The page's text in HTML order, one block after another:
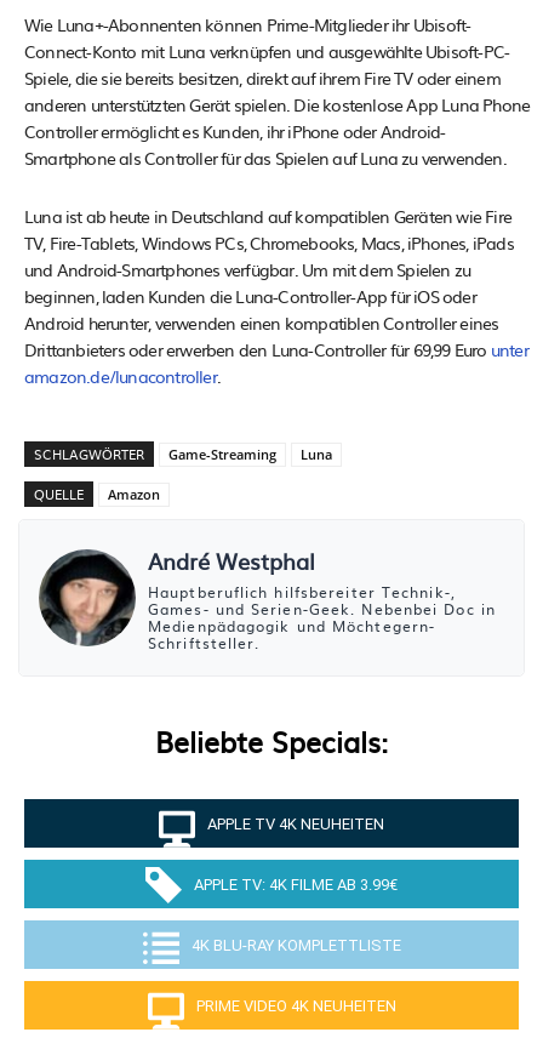
Wie Luna+-Abonnenten können Prime-Mitglieder ihr Ubisoft-
Connect-Konto mit Luna verknüpfen und ausgewählte Ubisoft-PC-
Spiele, die sie bereits besitzen, direkt auf ihrem Fire TV oder einem
anderen unterstützten Gerät spielen. Die kostenlose App Luna Phone
Controller ermöglicht es Kunden, ihr iPhone oder Android-
Smartphone als Controller für das Spielen auf Luna zu verwenden.
Luna ist ab heute in Deutschland auf kompatiblen Geräten wie Fire
TV, Fire-Tablets, Windows PCs, Chromebooks, Macs, iPhones, iPads
und Android-Smartphones verfügbar. Um mit dem Spielen zu
beginnen, laden Kunden die Luna-Controller-App für iOS oder
Android herunter, verwenden einen kompatiblen Controller eines
Drittanbieters oder erwerben den Luna-Controller für 69,99 Euro unter
amazon.de/lunacontroller.
SCHLAGWÖRTER Game-Streaming Luna
QUELLE Amazon
André Westphal
Hauptberuflich hilfsbereiter Technik-,
Games- und Serien-Geek. Nebenbei Doc in
Medienpädagogik und Möchtegern-
Schriftsteller.
Beliebte Specials:
APPLE TV 4K NEUHEITEN
APPLE TV: 4K FILME AB 3.99€
4K BLU-RAY KOMPLETTLISTE
PRIME VIDEO 4K NEUHEITEN